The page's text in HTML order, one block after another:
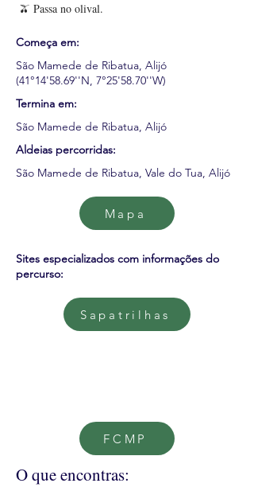
🫒 Passa no olival.
Começa em:
São Mamede de Ribatua, Alijó
(41°14'58.69''N, 7°25'58.70''W)
Termina em:
São Mamede de Ribatua, Alijó
Aldeias percorridas:
São Mamede de Ribatua, Vale do Tua, Alijó
Mapa
Sites especializados com informações do
percurso:
Sapatrilhas
FCMP
O que encontras: